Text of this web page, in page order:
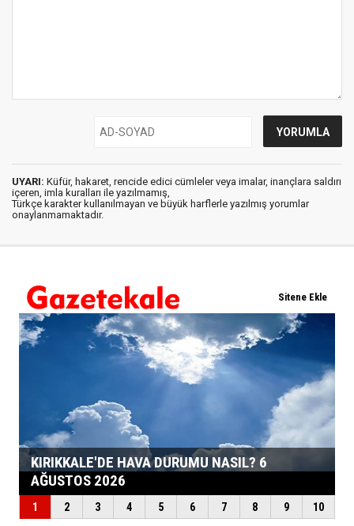
UYARI: Küfür, hakaret, rencide edici cümleler veya imalar, inançlara saldırı
içeren, imla kuralları ile yazılmamış,
Türkçe karakter kullanılmayan ve büyük harflerle yazılmış yorumlar
onaylanmamaktadır.